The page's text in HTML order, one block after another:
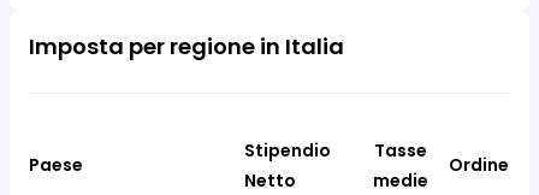
Imposta per regione in Italia
Paese
Stipendio
Netto
Tasse
medie
Ordine